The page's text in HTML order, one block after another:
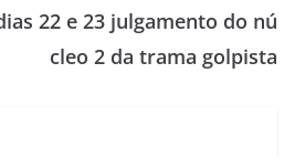
22 e 23 julgamento do nú
cleo 2 da trama golpista